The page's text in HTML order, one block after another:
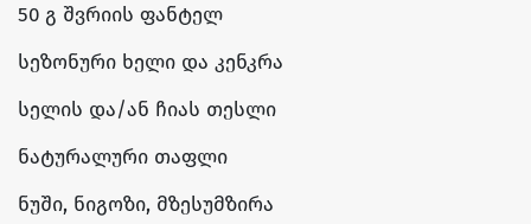
50 გ შვრიის ფანტელ
სეზონური ხელი და კენკრა
სელის და/ან ჩიას თესლი
ნატურალური თაფლი
ნუში, ნიგოზი, მზესუმზირა